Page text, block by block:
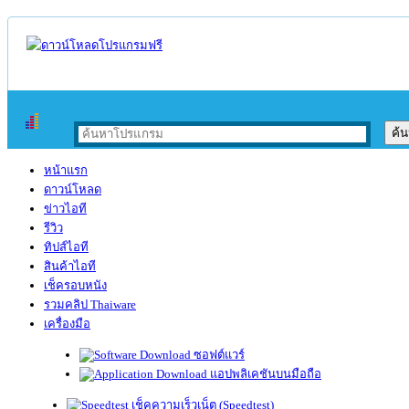
หน้าแรก
ดาวน์โหลด
ข่าวไอที
รีวิว
ทิปส์ไอที
สินค้าไอที
เช็ครอบหนัง
รวมคลิป Thaiware
เครื่องมือ
ซอฟต์แวร์
แอปพลิเคชันบนมือถือ
เช็คความเร็วเน็ต (Speedtest)